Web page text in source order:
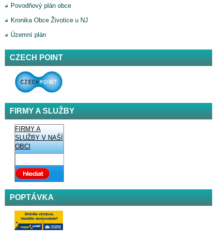
Povodňový plán obce
Kronika Obce Životice u NJ
Územní plán
CZECH POINT
FIRMY A SLUŽBY
FIRMY A
SLUŽBY V NAŠÍ
OBCI
POPTÁVKA